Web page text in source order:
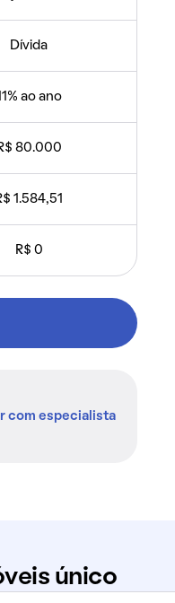
Dívida
ao ano
80.000
1.584,51
R$ 0
com especialista
único